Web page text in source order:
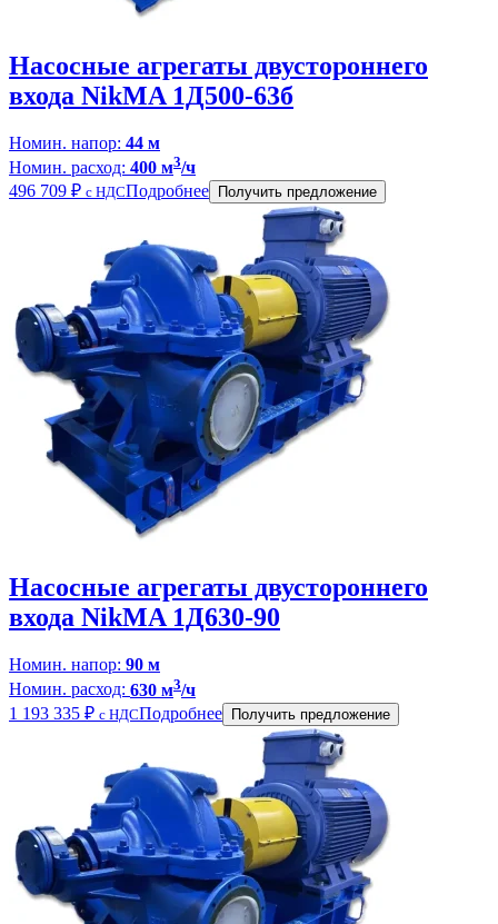
Насосные агрегаты двустороннего
входа NikMA 1Д500-63б
Номин. напор: 44 м
Номин. расход: 400 м3/ч
496 709 ₽ с НДСПодробнее Получить предложение
Насосные агрегаты двустороннего
входа NikMA 1Д630-90
Номин. напор: 90 м
Номин. расход: 630 м3/ч
1 193 335 ₽ с НДСПодробнее Получить предложение